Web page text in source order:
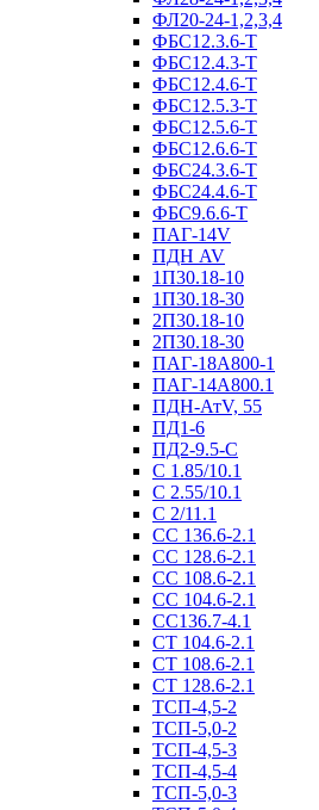
ФЛ20-24-1,2,3,4
ФБС12.3.6-Т
ФБС12.4.3-Т
ФБС12.4.6-Т
ФБС12.5.3-Т
ФБС12.5.6-Т
ФБС12.6.6-Т
ФБС24.3.6-Т
ФБС24.4.6-Т
ФБС9.6.6-Т
ПАГ-14V
ПДН AV
1П30.18-10
1П30.18-30
2П30.18-10
2П30.18-30
ПАГ-18А800-1
ПАГ-14А800.1
ПДН-АтV, 55
ПД1-6
ПД2-9.5-С
С 1.85/10.1
С 2.55/10.1
С 2/11.1
СС 136.6-2.1
СС 128.6-2.1
СС 108.6-2.1
СС 104.6-2.1
СС136.7-4.1
СТ 104.6-2.1
СТ 108.6-2.1
СТ 128.6-2.1
ТСП-4,5-2
ТСП-5,0-2
ТСП-4,5-3
ТСП-4,5-4
ТСП-5,0-3